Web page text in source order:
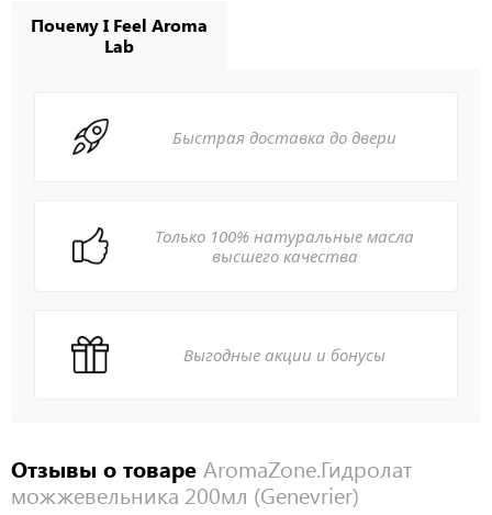
Почему I Feel Aroma
Lab
Быстрая доставка до двери
Только 100% натуральные масла
высшего качества
Выгодные акции и бонусы
Отзывы о товаре AromaZone.Гидролат
можжевельника 200мл (Genevrier)